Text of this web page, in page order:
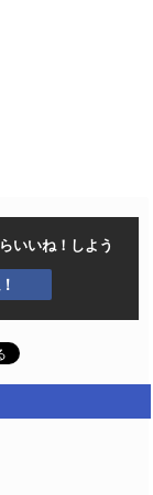
いいね！しよう